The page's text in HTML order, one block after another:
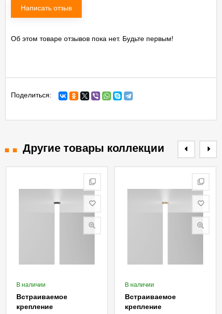
Написать отзыв
Об этом товаре отзывов пока нет. Будьте первым!
Поделиться:
Другие товары коллекции
В наличии
Встраиваемое
крепление
В наличии
Встраиваемое
крепление